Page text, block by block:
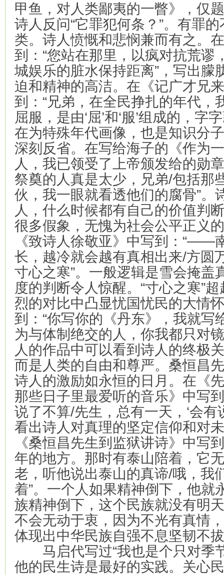
甲鱼，对人类鄙夷的一瞥》，仅
诗人反问“它罪犯何条？”。有罪
类。诗人愤慨和悲悯兼而有之。
到：“您站在那里，以疯对抗荒谬
城娱乐的脏水保持距离”，写出朦
迫和精神的高洁。在《记广才兄
到：“兄弟，在全民挣扎的年代，
屈服，是由‘屈’和‘服’组成的，字
在为特殊年代画像，也是知识分
深刻反省。在写给海子的《作为
人，我已领受了上帝颁发给的勋
祭奠的人真是太少，兄弟/包括那
伙，我一眼就看透他们的腐骨”。
人，什么时候都有自己的价值判
很多假象，无愧为社会公平正义
《致诗人徐敬亚》中写到：“——
长，越冷就会越有真相出来/方圆
寸心之寒”。一般逻辑是雪会掩盖
度的判断令人惊醒。“寸心之寒”
烈的对比中凸显忧国忧民的大情
到：“你写你的《丹东》，我就写
为与体制绝交的人，你我都只对
人的作品中可以看到诗人的终极
而是人类的自由和尊严。桑恒昌
诗人的激励如永恒的日月。在《
那些日子里最爱听的音乐》中写
说了不算/先生，总有一天，‘会有
看出诗人对真理的坚定信仰和对
《桑恒昌先生到监狱讲诗》中写
年的地方。那时有泰山陪着，它
老，听他说出泰山的真谛/哦，我
着”。一个人如果精神倒下，他就
族精神倒下，这个民族就没有明
不会无动于衷，因为不光有真情
体现出中华民族自强不息坚韧不
马启代写过“我也是个只对季
他的民生诗是最好的实践。关心